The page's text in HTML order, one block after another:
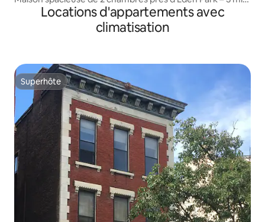
Locations d'appartements avec
climatisation
Superhôte
Superhôte